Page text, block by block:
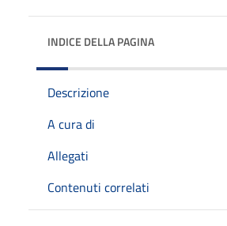
INDICE DELLA PAGINA
Descrizione
A cura di
Allegati
Contenuti correlati